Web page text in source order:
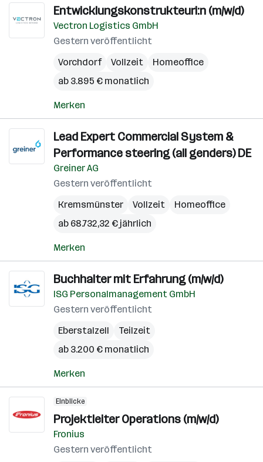
Entwicklungskonstrukteuri:n (m/w/d)
Vectron Logistics GmbH
Gestern veröffentlicht
Vorchdorf
Vollzeit
Homeoffice
ab 3.895 € monatlich
Merken
Lead Expert Commercial System &
Performance steering (all genders) DE
Greiner AG
Gestern veröffentlicht
Kremsmünster
Vollzeit
Homeoffice
ab 68.732,32 € jährlich
Merken
Buchhalter mit Erfahrung (m/w/d)
ISG Personalmanagement GmbH
Gestern veröffentlicht
Eberstalzell
Teilzeit
ab 3.200 € monatlich
Merken
Einblicke
Projektleiter Operations (m/w/d)
Fronius
Gestern veröffentlicht